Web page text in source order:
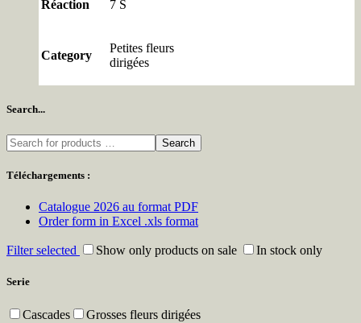
Réaction 7 S
Category
Petites fleurs
dirigées
Search...
Search
Téléchargements :
Catalogue 2026 au format PDF
Order form in Excel .xls format
Filter selected Show only products on sale In stock only
Serie
Cascades
Grosses fleurs dirigées